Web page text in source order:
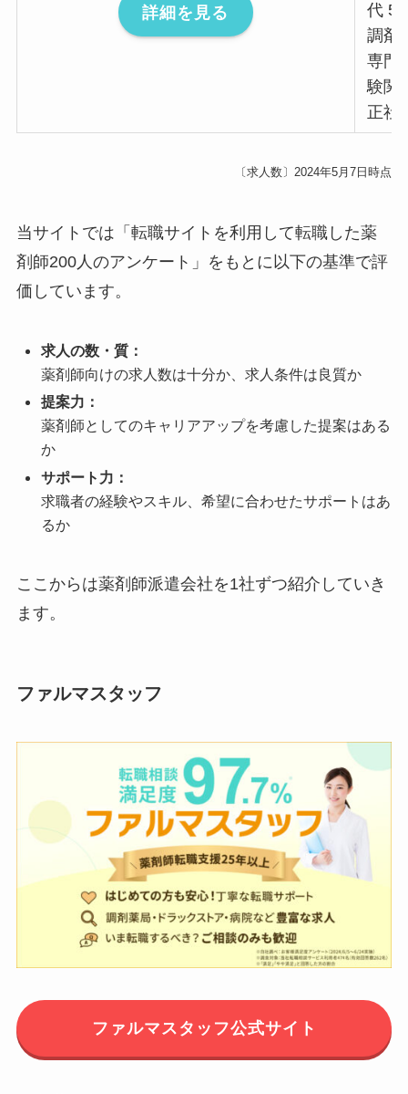
詳細を見る
代
調剤
専門
験関
正社
〔求人数〕2024年5月7日時点
当サイトでは「転職サイトを利用して転職した薬
剤師200人のアンケート」をもとに以下の基準で評
価しています。
求人の数・質：
薬剤師向けの求人数は十分か、求人条件は良質か
提案力：
薬剤師としてのキャリアアップを考慮した提案はある
か
サポート力：
求職者の経験やスキル、希望に合わせたサポートはあ
るか
ここからは薬剤師派遣会社を1社ずつ紹介していき
ます。
ファルマスタッフ
ファルマスタッフ公式サイト